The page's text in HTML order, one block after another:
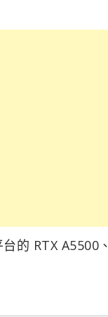
的 RTX A5500、